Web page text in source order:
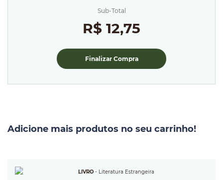
Sub-Total
R$ 12,75
Finalizar Compra
Adicione mais produtos no seu carrinho!
LIVRO - Literatura Estrangeira